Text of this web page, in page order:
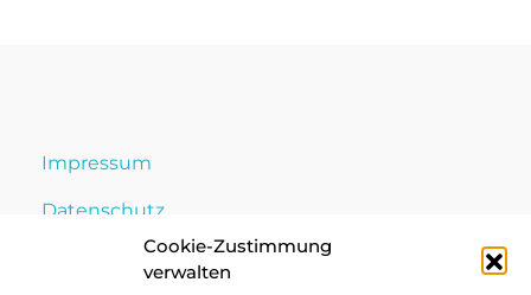
Cookie-Zustimmung
verwalten
Impressum
Datenschutz
Cookie-Richtlinie